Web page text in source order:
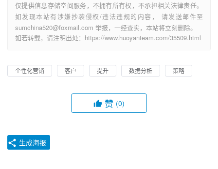
仅提供信息存储空间服务，不拥有所有权，不承担相关法律责任。
如发现本站有涉嫌抄袭侵权/违法违规的内容， 请发送邮件至
sumchina520@foxmail.com 举报，一经查实，本站将立刻删除。
如若转载，请注明出处：https://www.huoyanteam.com/35509.html
个性化营销 客户 提升 数据分析 策略
赞 (0)
生成海报